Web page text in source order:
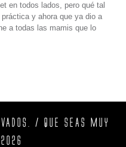
en todos lados, pero qué tal
y ahora que ya dio a
a todas las mamis que lo
/ QUE SEAS MUY